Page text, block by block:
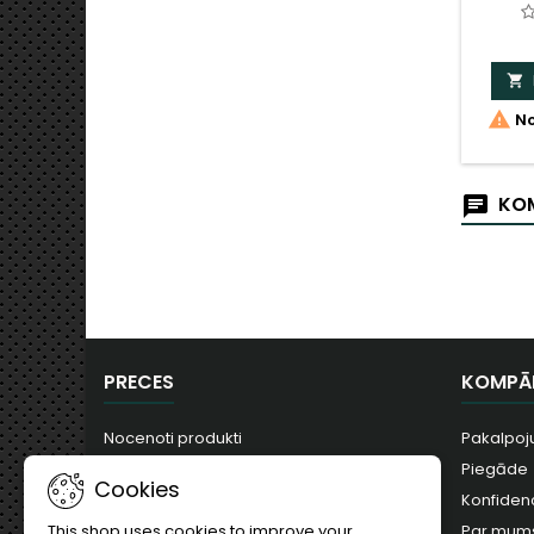


PRECES
Nocenoti produkti
Visvairāk pirkts
Piegāde
Cookies